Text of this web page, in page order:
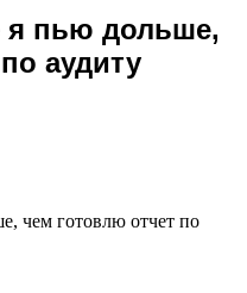
я пью дольше,
аудиту
чем готовлю отчет по